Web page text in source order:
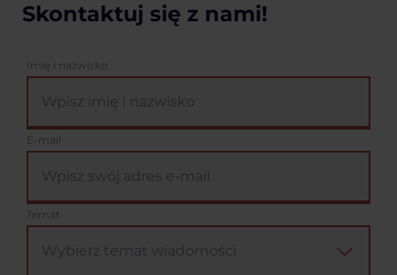
Skontaktuj się z nami!
Imię i nazwisko
E-mail
Temat